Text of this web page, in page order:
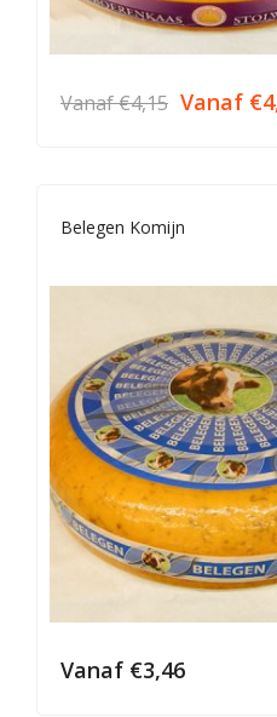
Vanaf€4,15 Vanaf €
Belegen Komijn
Vanaf €3,46